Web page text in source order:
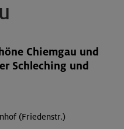
Chiemgau und
Schleching und
(Friedenstr.)